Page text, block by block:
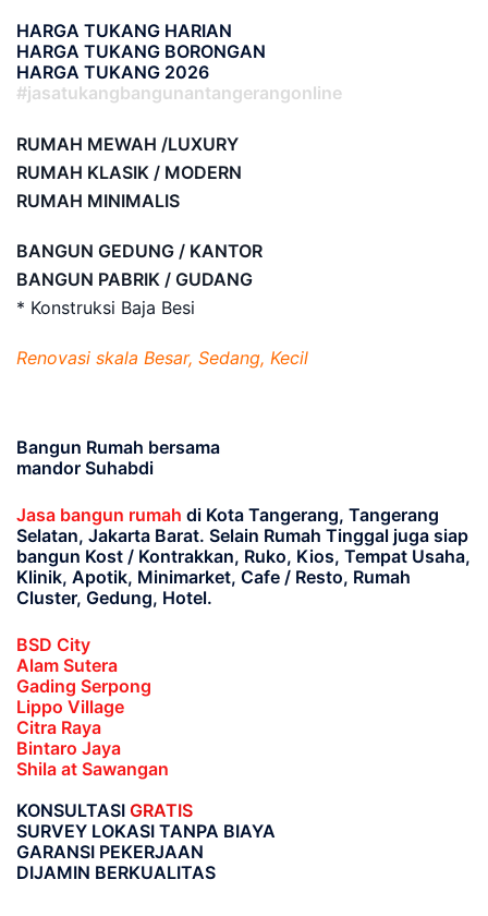
HARGA TUKANG HARIAN
HARGA TUKANG BORONGAN
HARGA TUKANG 2026
#jasatukangbangunantangerangonline
RUMAH MEWAH /LUXURY
RUMAH KLASIK / MODERN
RUMAH MINIMALIS
BANGUN GEDUNG / KANTOR
BANGUN PABRIK / GUDANG
* Konstruksi Baja Besi
Renovasi skala Besar, Sedang, Kecil
Bangun Rumah bersama
mandor Suhabdi
Jasa bangun rumah di Kota Tangerang, Tangerang
Selatan, Jakarta Barat. Selain Rumah Tinggal juga siap
bangun Kost / Kontrakkan, Ruko, Kios, Tempat Usaha,
Klinik, Apotik, Minimarket, Cafe / Resto, Rumah
Cluster, Gedung, Hotel.
BSD City
Alam Sutera
Gading Serpong
Lippo Village
Citra Raya
Bintaro Jaya
Shila at Sawangan
KONSULTASI GRATIS
SURVEY LOKASI TANPA BIAYA
GARANSI PEKERJAAN
DIJAMIN BERKUALITAS